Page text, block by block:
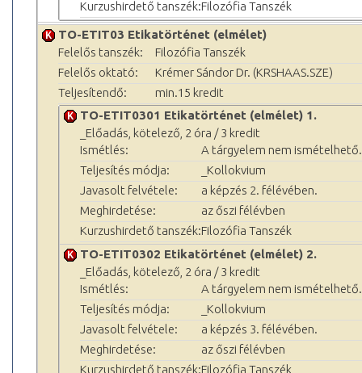
Kurzushirdető tanszék:Filozófia Tanszék
TO-ETIT03 Etikatörténet (elmélet)
Felelős tanszék:
Filozófia Tanszék
Felelős oktató:
Krémer Sándor Dr. (KRSHAAS.SZE)
Teljesítendő:
min.15 kredit
TO-ETIT0301 Etikatörténet (elmélet) 1.
_Előadás, kötelező, 2 óra / 3 kredit
Ismétlés:
A tárgyelem nem ismételhető.
Teljesítés módja:
_Kollokvium
Javasolt felvétele:
a képzés 2. félévében.
Meghirdetése:
az őszi félévben
Kurzushirdető tanszék:Filozófia Tanszék
TO-ETIT0302 Etikatörténet (elmélet) 2.
_Előadás, kötelező, 2 óra / 3 kredit
Ismétlés:
A tárgyelem nem ismételhető.
Teljesítés módja:
_Kollokvium
Javasolt felvétele:
a képzés 3. félévében.
Meghirdetése:
az őszi félévben
Kurzushirdető tanszék:Filozófia Tanszék